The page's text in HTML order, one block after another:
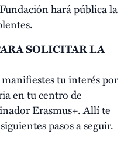
hará pública la
SOLICITAR LA
tu interés por
en tu centro de
Erasmus+. Allí te
pasos a seguir.